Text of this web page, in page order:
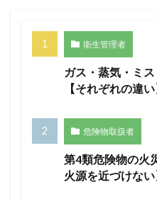
衛生管理者
ガス・蒸気・ミ
【それぞれの違い
危険物取扱者
第4類危険物の火
火源を近づけない